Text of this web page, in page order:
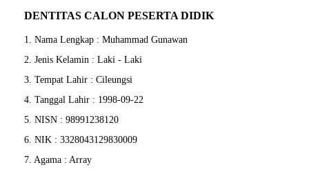
DENTITAS CALON PESERTA DIDIK
1. Nama Lengkap : Muhammad Gunawan
2. Jenis Kelamin : Laki - Laki
3. Tempat Lahir : Cileungsi
4. Tanggal Lahir : 1998-09-22
5. NISN : 98991238120
6. NIK : 3328043129830009
7. Agama : Array